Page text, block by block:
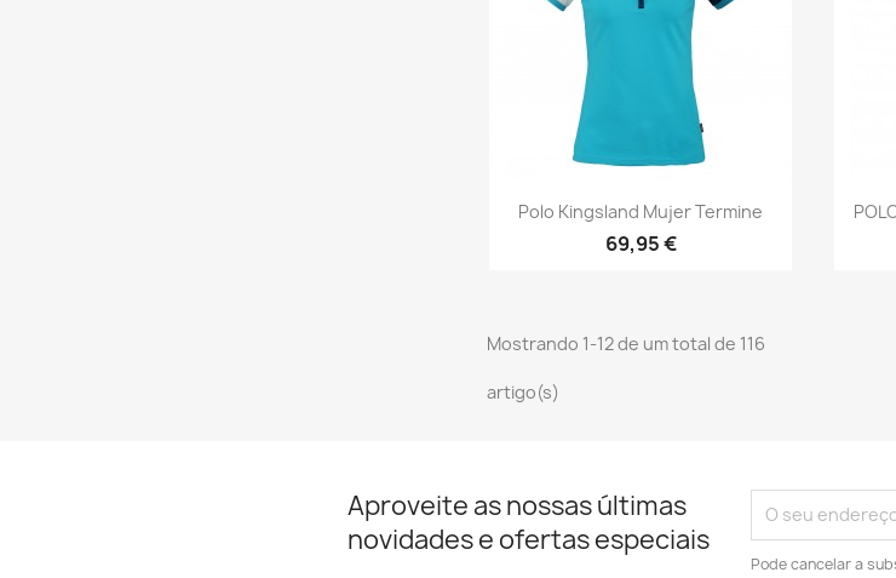
Vista rápida
Polo Kingsland Mujer Termine
69,95 €
Mostrando 1-12 de um total de 116
artigo(s)
Aproveite as nossas últimas
novidades e ofertas especiais
Pode cancelar a